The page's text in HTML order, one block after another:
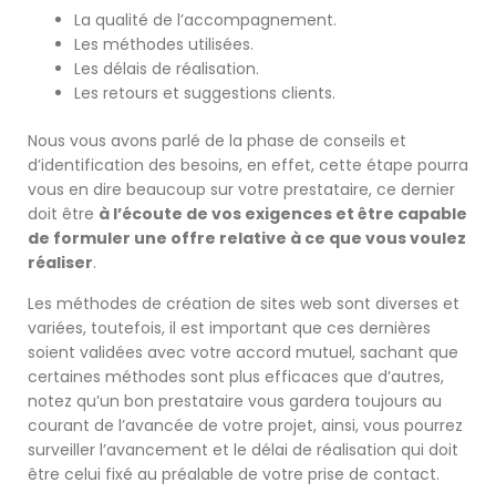
La qualité de l’accompagnement.
Les méthodes utilisées.
Les délais de réalisation.
Les retours et suggestions clients.
Nous vous avons parlé de la phase de conseils et
d’identification des besoins, en effet, cette étape pourra
vous en dire beaucoup sur votre prestataire, ce dernier
doit être à l’écoute de vos exigences et être capable
de formuler une offre relative à ce que vous voulez
réaliser.
Les méthodes de création de sites web sont diverses et
variées, toutefois, il est important que ces dernières
soient validées avec votre accord mutuel, sachant que
certaines méthodes sont plus efficaces que d’autres,
notez qu’un bon prestataire vous gardera toujours au
courant de l’avancée de votre projet, ainsi, vous pourrez
surveiller l’avancement et le délai de réalisation qui doit
être celui fixé au préalable de votre prise de contact.